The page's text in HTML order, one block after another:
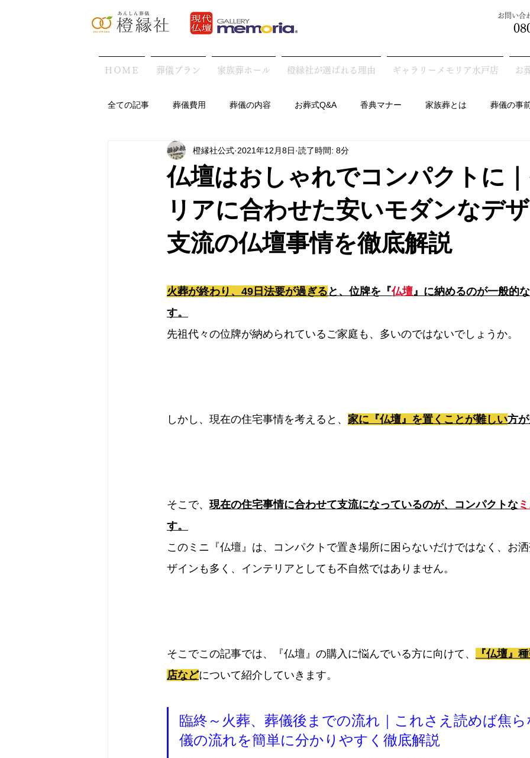
お問い合
ＨＯＭＥ 葬儀プラン 家族葬ホール 橙縁社が選ばれる理由 ギャラリーメモリア水戸店 お
全ての記事 葬儀費用 葬儀の内容 お葬式Q&A 香典マナー 家族葬とは 葬儀の事
地域の葬儀の特徴 葬儀後・お墓の話
仏壇はおしゃれでコンパクトに
リアに合わせた安いモダンなデ
支流の仏壇事情を徹底解説
橙縁社公式 2021年12月8日 読了時間: 8分
火葬が終わり、49日法要が過ぎる と、位牌を『仏壇』に納めるのが一般的
す。
先祖代々の位牌が納められているご家庭も、多いのではないでしょうか。
しかし、現在の住宅事情を考えると、 家に『仏壇』を置くことが難しい方
そこで、 現在の住宅事情に合わせて支流になっているのが、コンパクトな
す。
このミニ『仏壇』は、コンパクトで置き場所に困らないだけではなく、お
ザインも多く、インテリアとしても不自然ではありません。
そこでこの記事では、『仏壇』の購入に悩んでいる方に向けて、
『仏壇』
店などについて紹介していきます。
臨終～火葬、葬儀後までの流れ｜これさえ読めば焦
儀の流れを簡単に分かりやすく徹底解説